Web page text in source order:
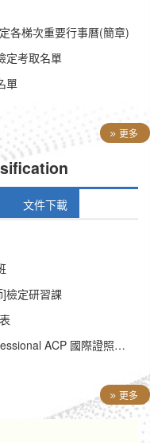
各梯次重要行事曆(簡章)
定考取名單
單
更多
文件下載
檢定研習課
110-2 Adobe Certified Professional ACP 國際證照Adobe Illustrato證照輔導課程
更多